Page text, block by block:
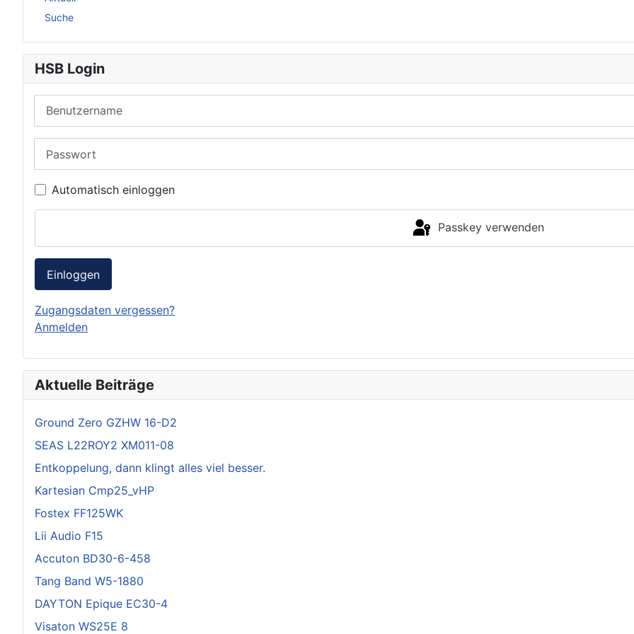
Suche
HSB Login
Automatisch einloggen
Passkey verwenden
Einloggen
Zugangsdaten vergessen?
Anmelden
Aktuelle Beiträge
Ground Zero GZHW 16-D2
SEAS L22ROY2 XM011-08
Entkoppelung, dann klingt alles viel besser.
Kartesian Cmp25_vHP
Fostex FF125WK
Lii Audio F15
Accuton BD30-6-458
Tang Band W5-1880
DAYTON Epique EC30-4
Visaton WS25E 8